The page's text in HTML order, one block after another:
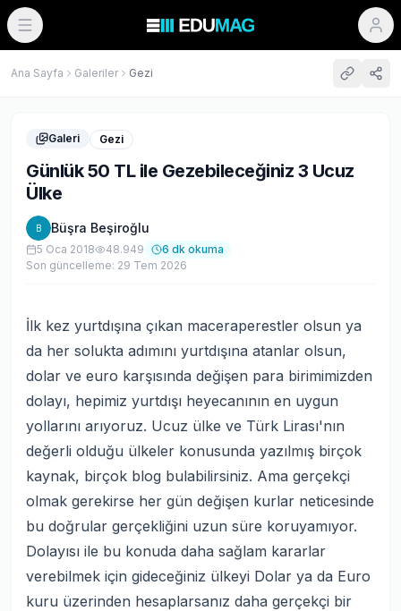
Ana Sayfa Galeriler Gezi
Galeri Gezi
Günlük 50 TL ile Gezebileceğiniz 3 Ucuz
Ülke
B Büşra Beşiroğlu
5 Oca 2018 48.949 6 dk okuma
Son güncelleme: 29 Tem 2026
İlk kez yurtdışına çıkan maceraperestler olsun ya
da her solukta adımını yurtdışına atanlar olsun,
dolar ve euro karşısında değişen para birimimizden
dolayı, hepimiz yurtdışı heyecanının en uygun
yollarını arıyoruz. Ucuz ülke ve Türk Lirası'nın
değerli olduğu ülkeler konusunda yazılmış birçok
kaynak, birçok blog bulabilirsiniz. Ama gerçekçi
olmak gerekirse her gün değişen kurlar neticesinde
bu doğrular gerçekliğini uzun süre koruyamıyor.
Dolayısı ile bu konuda daha sağlam kararlar
verebilmek için gideceğiniz ülkeyi Dolar ya da Euro
kuru üzerinden hesaplarsanız daha gerçekçi bir